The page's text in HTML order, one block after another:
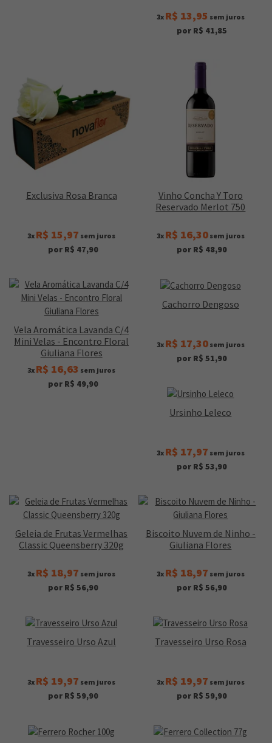
3x R$ 13,95 sem juros
por R$ 41,85
Exclusiva Rosa Branca
3x R$ 15,97 sem juros
por R$ 47,90
Vinho Concha Y Toro
Reservado Merlot 750
3x R$ 16,30sem juros
por R$ 48,90
Vela Aromática Lavanda C/4
Mini Velas - Encontro Floral
Giuliana Flores
3x R$ 16,63 sem juros
por R$ 49,90
Cachorro Dengoso
3x R$ 17,30sem juros
por R$ 51,90
Ursinho Leleco
3x R$ 17,97 sem juros
por R$ 53,90
Geleia de Frutas Vermelhas
Classic Queensberry 320g
3x R$ 18,97 sem juros
por R$ 56,90
Biscoito Nuvem de Ninho -
Giuliana Flores
3x R$ 18,97 sem juros
por R$ 56,90
Travesseiro Urso Azul
3x R$ 19,97 sem juros
por R$ 59,90
Travesseiro Urso Rosa
3x R$ 19,97 sem juros
por R$ 59,90